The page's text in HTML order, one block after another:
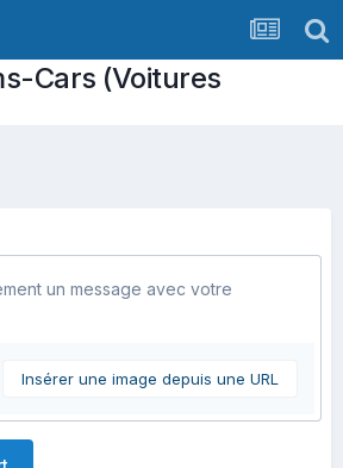
Cars (Voitures
un message avec votre
Insérer une image depuis une URL